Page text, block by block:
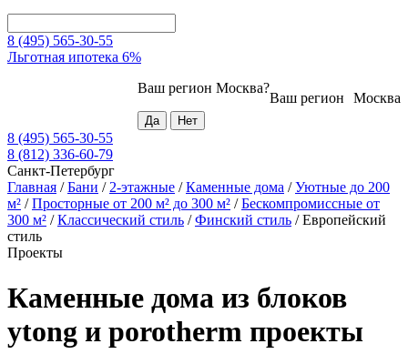
8 (495) 565-30-55
Льготная ипотека 6%
Москва
Ваш регион
Ваш регион Москва?
8 (495) 565-30-55
8 (812) 336-60-79
Санкт-Петербург
Главная /Бани / 2-этажные /Каменные дома /Уютные до 200
м² /Просторные от 200 м² до 300 м² /Бескомпромиссные от
300 м² /Классический стиль /Финский стиль /Европейский
стиль
Проекты
Каменные дома из блоков
ytong и porotherm проекты